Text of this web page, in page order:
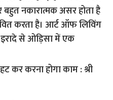
नकारात्मक असर होता है
करता है। आर्ट ऑफ लिविंग
इरादे से ओड़िसा में एक